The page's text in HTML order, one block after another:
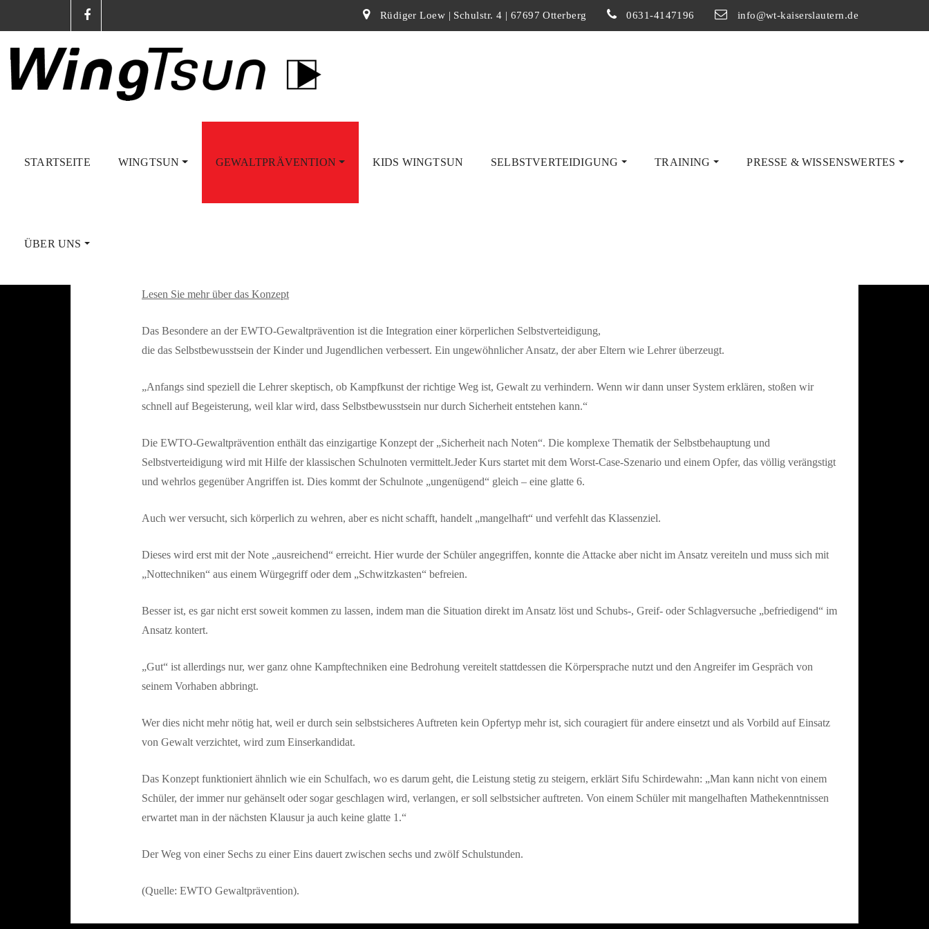
Rüdiger Loew | Schulstr. 4 | 67697 Otterberg 0631-4147196 info@wt-kaiserslautern.de
STARTSEITE WINGTSUN GEWALTPRÄVENTION KIDS WINGTSUN SELBSTVERTEIDIGUNG TRAINING PRESSE & WISSENSWERTES
ÜBER UNS
Lesen Sie mehr über das Konzept
Das Besondere an der EWTO-Gewaltprävention ist die Integration einer körperlichen Selbstverteidigung,
die das Selbstbewusstsein der Kinder und Jugendlichen verbessert. Ein ungewöhnlicher Ansatz, der aber Eltern wie Lehrer überzeugt.
„Anfangs sind speziell die Lehrer skeptisch, ob Kampfkunst der richtige Weg ist, Gewalt zu verhindern. Wenn wir dann unser System erklären, stoßen wir
schnell auf Begeisterung, weil klar wird, dass Selbstbewusstsein nur durch Sicherheit entstehen kann.“
Die EWTO-Gewaltprävention enthält das einzigartige Konzept der „Sicherheit nach Noten“. Die komplexe Thematik der Selbstbehauptung und
Selbstverteidigung wird mit Hilfe der klassischen Schulnoten vermittelt.Jeder Kurs startet mit dem Worst-Case-Szenario und einem Opfer, das völlig verängstigt
und wehrlos gegenüber Angriffen ist. Dies kommt der Schulnote „ungenügend“ gleich – eine glatte 6.
Auch wer versucht, sich körperlich zu wehren, aber es nicht schafft, handelt „mangelhaft“ und verfehlt das Klassenziel.
Dieses wird erst mit der Note „ausreichend“ erreicht. Hier wurde der Schüler angegriffen, konnte die Attacke aber nicht im Ansatz vereiteln und muss sich mit
„Nottechniken“ aus einem Würgegriff oder dem „Schwitzkasten“ befreien.
Besser ist, es gar nicht erst soweit kommen zu lassen, indem man die Situation direkt im Ansatz löst und Schubs-, Greif- oder Schlagversuche „befriedigend“ im
Ansatz kontert.
„Gut“ ist allerdings nur, wer ganz ohne Kampftechniken eine Bedrohung vereitelt stattdessen die Körpersprache nutzt und den Angreifer im Gespräch von
seinem Vorhaben abbringt.
Wer dies nicht mehr nötig hat, weil er durch sein selbstsicheres Auftreten kein Opfertyp mehr ist, sich couragiert für andere einsetzt und als Vorbild auf Einsatz
von Gewalt verzichtet, wird zum Einserkandidat.
Das Konzept funktioniert ähnlich wie ein Schulfach, wo es darum geht, die Leistung stetig zu steigern, erklärt Sifu Schirdewahn: „Man kann nicht von einem
Schüler, der immer nur gehänselt oder sogar geschlagen wird, verlangen, er soll selbstsicher auftreten. Von einem Schüler mit mangelhaften Mathekenntnissen
erwartet man in der nächsten Klausur ja auch keine glatte 1.“
Der Weg von einer Sechs zu einer Eins dauert zwischen sechs und zwölf Schulstunden.
(Quelle: EWTO Gewaltprävention).